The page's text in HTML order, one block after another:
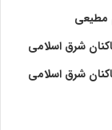
مطیعی
شرق اسلامی
شرق اسلامی